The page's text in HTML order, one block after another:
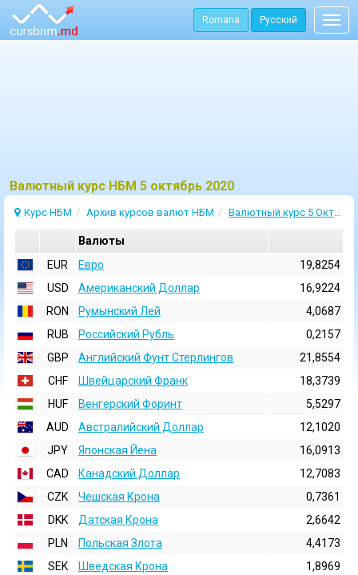
Romana Русский
Bалютный курс НБМ 5 октябрь 2020
Курс НБМ Архив курсов валют НБМ Валютный курс 5 Октябрь 2020
Валюты
EUR
Евро
19,8254
USD
Aмериканский Доллар
16,9224
RON
Румынский Лей
4,0687
RUB
Российский Рубль
0,2157
GBP
Английский Фунт Стерлингов
21,8554
CHF
Швейцарский Франк
18,3739
HUF
Венгерский Форинт
5,5297
AUD
Австралийский Доллар
12,1020
JPY
Японская Йена
16,0913
CAD
Канадский Доллар
12,7083
CZK
Чешская Крона
0,7361
DKK
Датская Крона
2,6642
PLN
Польская Злота
4,4173
SEK
Шведская Крона
1,8969